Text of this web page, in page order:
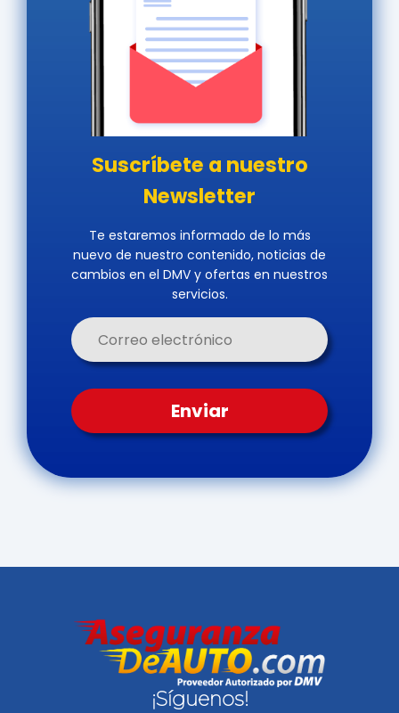
Suscríbete a nuestro
Newsletter
Te estaremos informado de lo más
nuevo de nuestro contenido, noticias de
cambios en el DMV y ofertas en nuestros
servicios.
¡Síguenos!